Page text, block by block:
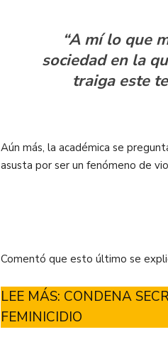
“A mí lo que
sociedad en la
traiga este
Aún más, la académica se
asusta por ser un fenómeno de
Comentó que esto último se
LEE MÁS: CONDENA
FEMINICIDIO